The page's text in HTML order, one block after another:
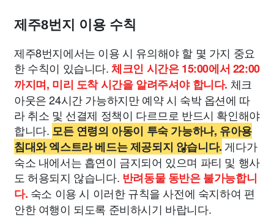
제주8번지 이용 수칙
제주8번지에서는 이용 시 유의해야 할 몇 가지 중요
한 수칙이 있습니다.체크인 시간은 15:00에서 22:00
까지며, 미리 도착 시간을 알려주셔야 합니다. 체크
아웃은 24시간 가능하지만 예약 시 숙박 옵션에 따
라 취소 및 선결제 정책이 다르므로 반드시 확인해야
합니다. 모든 연령의 아동이 투숙 가능하나, 유아용
침대와 엑스트라 베드는 제공되지 않습니다. 게다가
숙소 내에서는 흡연이 금지되어 있으며 파티 및 행사
도 허용되지 않습니다. 반려동물 동반은 불가능합니
다. 숙소 이용 시 이러한 규칙을 사전에 숙지하여 편
안한 여행이 되도록 준비하시기 바랍니다.